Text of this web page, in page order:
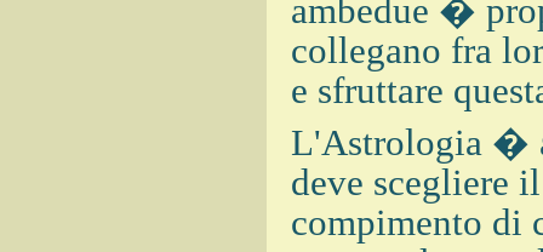
ambedue �
collegano fra
e sfruttare
L'Astrologia �
deve scegliere
compimento di